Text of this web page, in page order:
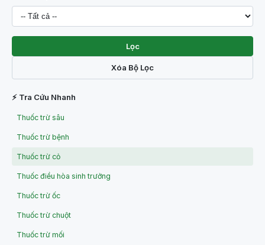
Lọc
Xóa Bộ Lọc
⚡ Tra Cứu Nhanh
Thuốc trừ sâu
Thuốc trừ bệnh
Thuốc trừ cỏ
Thuốc điều hòa sinh trưởng
Thuốc trừ ốc
Thuốc trừ chuột
Thuốc trừ mối